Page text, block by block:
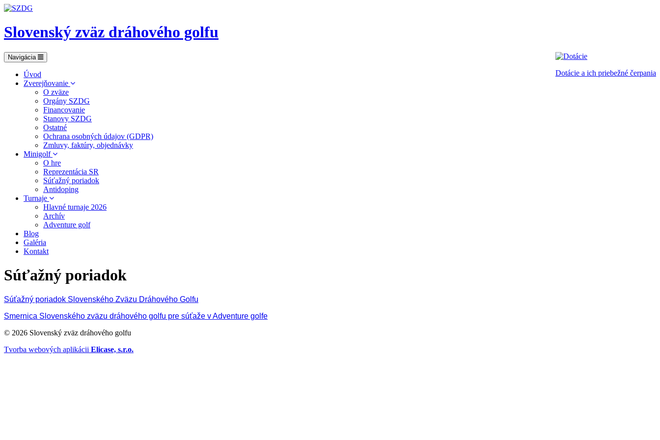
Slovenský zväz dráhového golfu
Dotácie a ich priebežné čerpania
Navigácia
Úvod
Zverejňovanie
O zväze
Orgány SZDG
Financovanie
Stanovy SZDG
Ostatné
Ochrana osobných údajov (GDPR)
Zmluvy, faktúry, objednávky
Minigolf
O hre
Reprezentácia SR
Súťažný poriadok
Antidoping
Turnaje
Hlavné turnaje 2026
Archív
Adventure golf
Blog
Galéria
Kontakt
Súťažný poriadok
Súťažný poriadok Slovenského Zväzu Dráhového Golfu
Smernica Slovenského zväzu dráhového golfu pre súťaže v Adventure golfe
© 2026 Slovenský zväz dráhového golfu
Tvorba webových aplikácii Elicase, s.r.o.